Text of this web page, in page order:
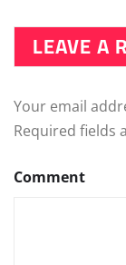
LEAVE A
Your email
Required fields
Comment